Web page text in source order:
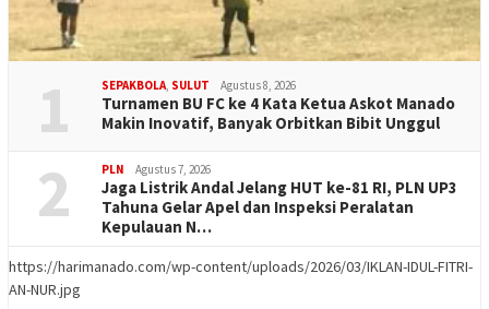
1 SEPAKBOLA SULUT Agustus 8, 2026
Turnamen BU FC ke 4 Kata Ketua Askot Manado
Makin Inovatif, Banyak Orbitkan Bibit Unggul
2 PLN Agustus 7, 2026
Jaga Listrik Andal Jelang HUT ke-81 RI, PLN UP3
Tahuna Gelar Apel dan Inspeksi Peralatan
Kepulauan N…
https://harimanado.com/wp-content/uploads/2026/03/IKLAN-IDUL-FITRI-
AN-NUR.jpg